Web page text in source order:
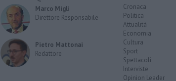
Marco Migli
Direttore Responsabile
Pietro Mattonai
Redattore
Cronaca
Politica
Attualità
Economia
Cultura
Sport
Spettacoli
Interviste
Opinion Leader